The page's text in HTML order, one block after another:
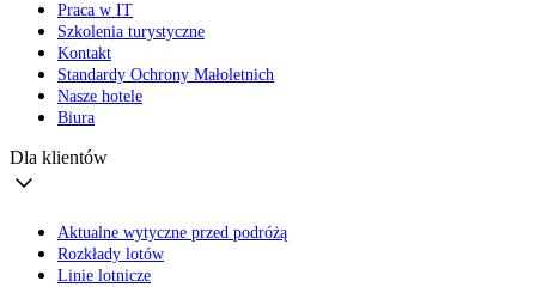
Praca w IT
Szkolenia turystyczne
Kontakt
Standardy Ochrony Małoletnich
Nasze hotele
Biura
Dla klientów
Aktualne wytyczne przed podróżą
Rozkłady lotów
Linie lotnicze